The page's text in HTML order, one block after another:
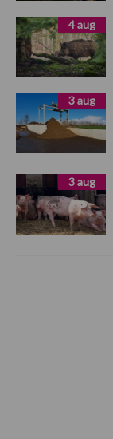
4 aug
3 aug
3 aug